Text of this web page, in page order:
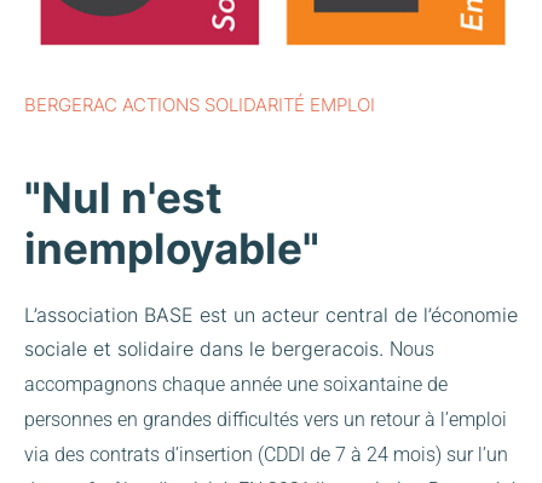
BERGERAC ACTIONS SOLIDARITÉ EMPLOI
"Nul n'est
inemployable"
L’association BASE est un acteur central de l’économie
sociale et solidaire dans le bergeracois. Nous
accompagnons chaque année une soixantaine de
personnes en grandes difficultés vers un retour à l’emploi
via des contrats d’insertion (CDDI de 7 à 24 mois) sur l’un